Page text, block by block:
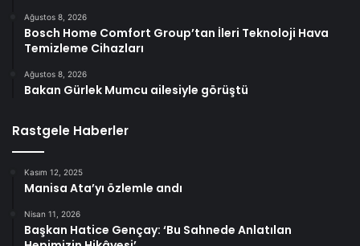
Ağustos 8, 2026
Bosch Home Comfort Group’tan İleri Teknoloji Hava
Temizleme Cihazları
Ağustos 8, 2026
Bakan Gürlek Mumcu ailesiyle görüştü
Rastgele Haberler
Kasım 12, 2025
Manisa Ata’yı özlemle andı
Nisan 11, 2026
Başkan Hatice Gençay: ‘Bu Sahnede Anlatılan